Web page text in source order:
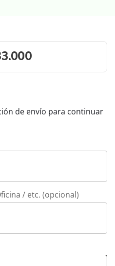
de envío para continuar
/ etc. (opcional)